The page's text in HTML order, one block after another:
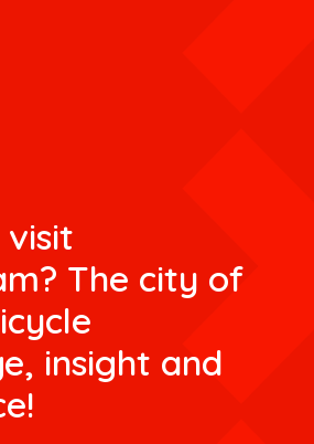
The city of
insight and